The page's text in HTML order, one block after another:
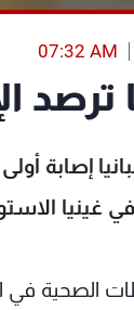
07:32 AM
ترصد
إصابة